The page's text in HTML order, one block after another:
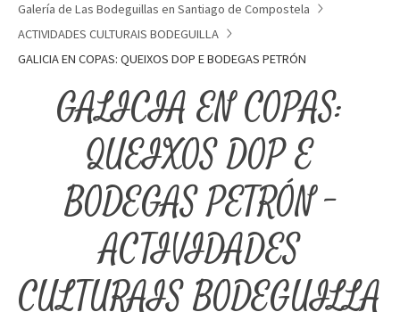
Galería de Las Bodeguillas en Santiago de Compostela
ACTIVIDADES CULTURAIS BODEGUILLA
GALICIA EN COPAS: QUEIXOS DOP E BODEGAS PETRÓN
GALICIA EN COPAS:
QUEIXOS DOP E
BODEGAS PETRÓN -
ACTIVIDADES
CULTURAIS BODEGUILLA